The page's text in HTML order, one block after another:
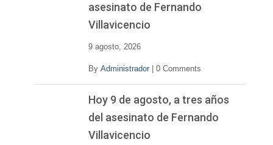
asesinato de Fernando
Villavicencio
9 agosto, 2026
By Administrador 0 Comments
Hoy 9 de agosto, a tres años
del asesinato de Fernando
Villavicencio